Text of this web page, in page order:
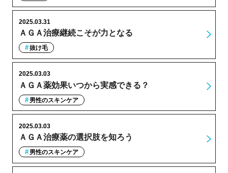
ＡＧＡ治療継続こそが力となる
2025.03.31
抜け毛
ＡＧＡ薬効果いつから実感できる？
2025.03.03
男性のスキンケア
ＡＧＡ治療薬の選択肢を知ろう
2025.03.03
男性のスキンケア